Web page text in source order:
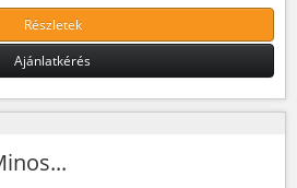
Részletek
Ajánlatkérés